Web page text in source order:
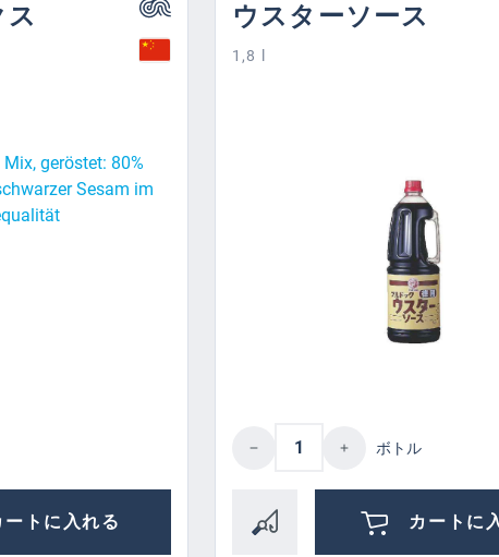
buttons to increase or decrease the
Enter the desired amount or use the
ートに入れる
ウスターソース
1,8 l
Product Quantity:
ボトル
カートに